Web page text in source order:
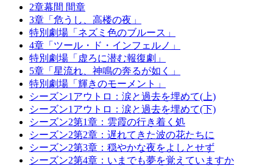
2章幕間 間章
3章「危うし、高楼の夜」
特別劇場「ネズミ色のブルース」
4章「ツール・ド・インフェルノ」
特別劇場「虚ろに潜む報復劇」
5章「星流れ、神鳴の奔るが如く」
特別劇場「輝きのモーメント」
シーズン1アウトロ：涙と過去を埋めて(上)
シーズン1アウトロ：涙と過去を埋めて(下)
シーズン2第1章：雲霞の行き着く処
シーズン2第2章：遅れてきた波の花たちに
シーズン2第3章：穏やかな夜をよしとせず
シーズン2第4章：いまでも夢を覚えていますか